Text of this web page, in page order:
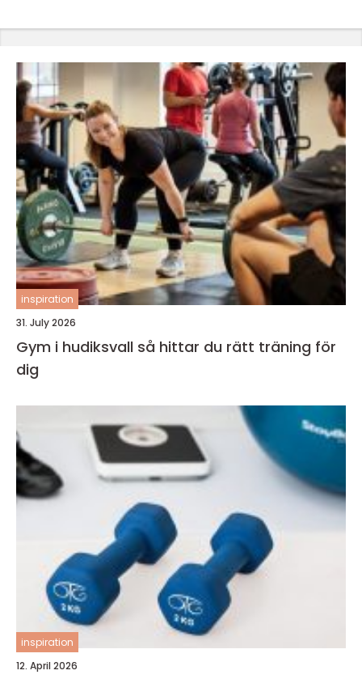
inspiration
31. July 2026
Gym i hudiksvall så hittar du rätt träning för
dig
inspiration
12. April 2026